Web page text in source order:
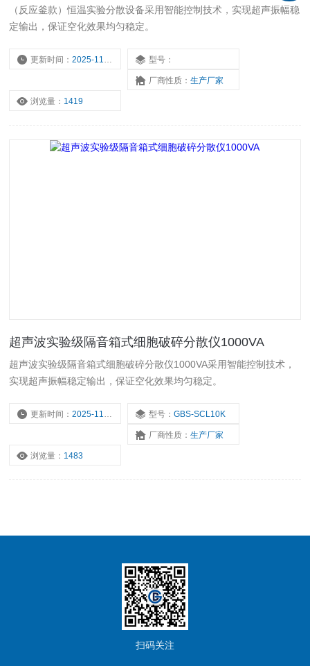
（反应釜款）恒温实验分散设备采用智能控制技术，实现超声振幅稳
定输出，保证空化效果均匀稳定。
更新时间：2025-11-17 型号：
厂商性质： 生产厂家
浏览量： 1419
超声波实验级隔音箱式细胞破碎分散仪1000VA
超声波实验级隔音箱式细胞破碎分散仪1000VA采用智能控制技术，
实现超声振幅稳定输出，保证空化效果均匀稳定。
更新时间：2025-11-17 型号： GBS-SCL10K
厂商性质： 生产厂家
浏览量： 1483
扫码关注